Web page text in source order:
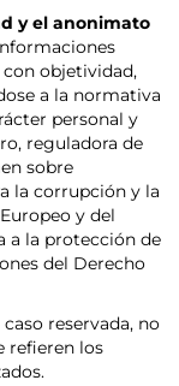
y el anonimato
objetividad,
a la normativa
personal y
reguladora de
sobre
la corrupción y la
y del
a la protección de
del Derecho
reservada, no
refieren los